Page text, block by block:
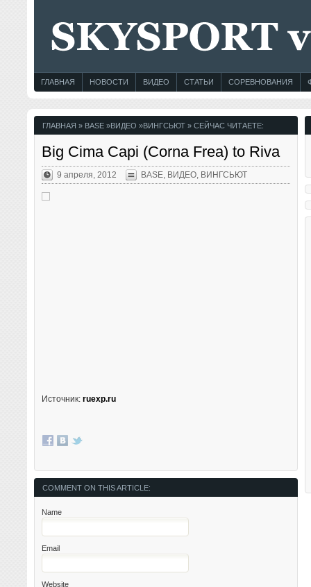
ГЛАВНАЯ НОВОСТИ ВИДЕО СТАТЬИ СОРЕВНОВАНИЯ
ГЛАВНАЯ » BASE »ВИДЕО »ВИНГСЬЮТ » СЕЙЧАС ЧИТАЕТЕ:
Big Cima Capi (Corna Frea) to Riva
9 апреля, 2012 BASE ВИДЕО ВИНГСЬЮТ
Источник:ruexp.ru
COMMENT ON THIS ARTICLE:
Name
Email
Website